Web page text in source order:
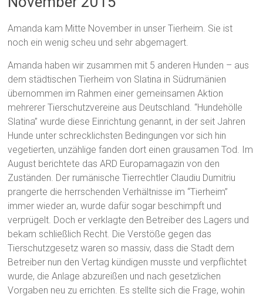
Amanda kam Mitte November in unser Tierheim. Sie ist
noch ein wenig scheu und sehr abgemagert.
Amanda haben wir zusammen mit 5 anderen Hunden – aus
dem städtischen Tierheim von Slatina in Südrumänien
übernommen im Rahmen einer gemeinsamen Aktion
mehrerer Tierschutzvereine aus Deutschland. “Hundehölle
Slatina” wurde diese Einrichtung genannt, in der seit Jahren
Hunde unter schrecklichsten Bedingungen vor sich hin
vegetierten, unzählige fanden dort einen grausamen Tod. Im
August berichtete das ARD Europamagazin von den
Zuständen. Der rumänische Tierrechtler Claudiu Dumitriu
prangerte die herrschenden Verhältnisse im “Tierheim”
immer wieder an, wurde dafür sogar beschimpft und
verprügelt. Doch er verklagte den Betreiber des Lagers und
bekam schließlich Recht. Die Verstöße gegen das
Tierschutzgesetz waren so massiv, dass die Stadt dem
Betreiber nun den Vertag kündigen musste und verpflichtet
wurde, die Anlage abzureißen und nach gesetzlichen
Vorgaben neu zu errichten. Es stellte sich die Frage, wohin